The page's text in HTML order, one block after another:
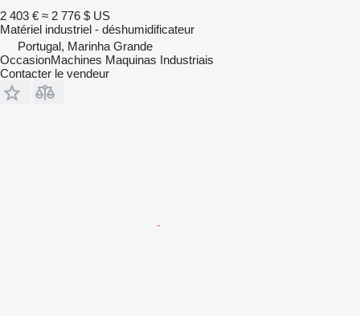
2 403 € ≈ 2 776 $ US
Matériel industriel - déshumidificateur
Portugal, Marinha Grande
OccasionMachines Maquinas Industriais
Contacter le vendeur